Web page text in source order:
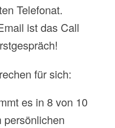
Telefonat.
ist das Call
für sich:
es in 8 von 10
persönlichen